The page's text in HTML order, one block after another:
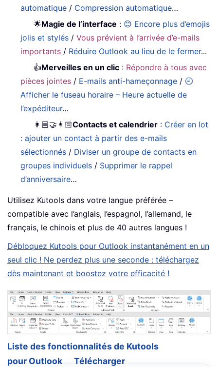
automatique / Compression automatique…
🌟Magie de l’interface : 😊 Encore plus d’emojis
jolis et stylés /Vous prévient à l’arrivée d’e-mails
importants / Réduire Outlook au lieu de le fermer...
👍Merveilles en un clic : Répondre à tous avec
pièces jointes / E-mails anti-hameçonnage / 🕘
Afficher le fuseau horaire – Heure actuelle de
l’expéditeur…
👩🏼‍🤝‍👩🏻Contacts et calendrier : Créer en lot
: ajouter un contact à partir des e-mails
sélectionnés / Diviser un groupe de contacts en
groupes individuels / Supprimer le rappel
d’anniversaire…
Utilisez Kutools dans votre langue préférée –
compatible avec l’anglais, l’espagnol, l’allemand, le
français, le chinois et plus de 40 autres langues !
Débloquez Kutools pour Outlook instantanément en un
seul clic ! Ne perdez plus une seconde : téléchargez
dès maintenant et boostez votre efficacité !
Liste des fonctionnalités de Kutools
pour Outlook
Télécharger